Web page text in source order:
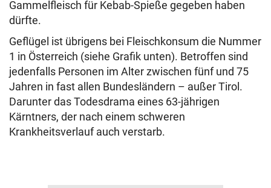
Gammelfleisch für Kebab-Spieße gegeben haben
dürfte.
Geflügel ist übrigens bei Fleischkonsum die Nummer
1 in Österreich (siehe Grafik unten). Betroffen sind
jedenfalls Personen im Alter zwischen fünf und 75
Jahren in fast allen Bundesländern – außer Tirol.
Darunter das Todesdrama eines 63-jährigen
Kärntners, der nach einem schweren
Krankheitsverlauf auch verstarb.